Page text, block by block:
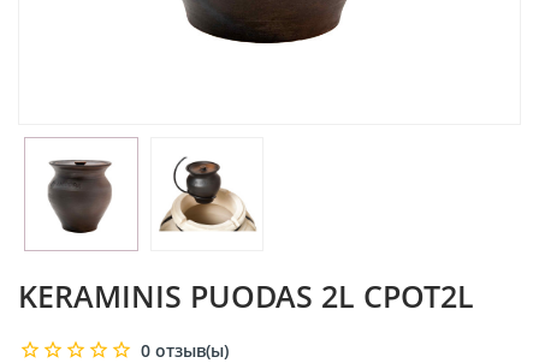
KERAMINIS PUODAS 2L CPOT2L
0 отзыв(ы)